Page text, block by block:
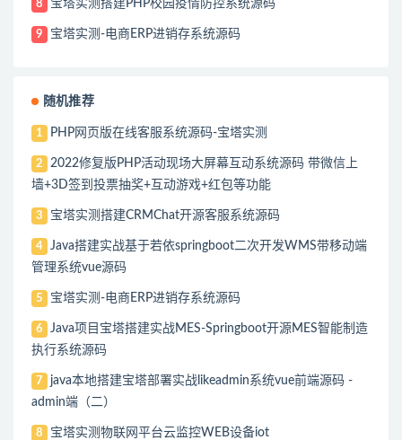
8 宝塔实测搭建PHP校园疫情防控系统源码
9 宝塔实测-电商ERP进销存系统源码
随机推荐
1 PHP网页版在线客服系统源码-宝塔实测
2
2022修复版PHP活动现场大屏幕互动系统源码 带微信上
墙+3D签到投票抽奖+互动游戏+红包等功能
3 宝塔实测搭建CRMChat开源客服系统源码
4
Java搭建实战基于若依springboot二次开发WMS带移动端
管理系统vue源码
5 宝塔实测-电商ERP进销存系统源码
6
Java项目宝塔搭建实战MES-Springboot开源MES智能制造
执行系统源码
7
java本地搭建宝塔部署实战likeadmin系统vue前端源码 -
admin端（二）
8 宝塔实测物联网平台云监控WEB设备iot